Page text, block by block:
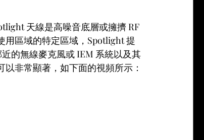
天線是高噪音底層或擁擠 RF
用區域的特定區域，Spotlight 提
的無線麥克風或 IEM 系統以及其
非常顯著，如下面的視頻所示：